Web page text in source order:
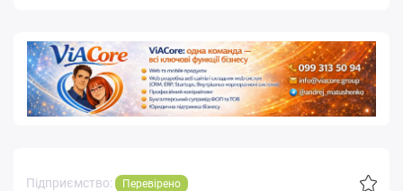
Підприємство: Перевірено